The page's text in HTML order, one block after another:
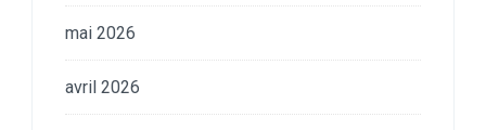
mai 2026
avril 2026